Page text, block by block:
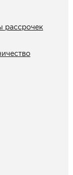
рассрочек